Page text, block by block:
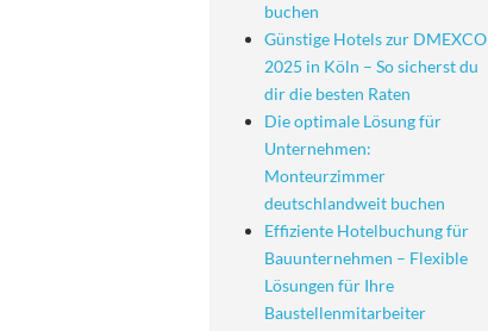
buchen
Günstige Hotels zur DMEXCO
2025 in Köln – So sicherst du
dir die besten Raten
Die optimale Lösung für
Unternehmen:
Monteurzimmer
deutschlandweit buchen
Effiziente Hotelbuchung für
Bauunternehmen – Flexible
Lösungen für Ihre
Baustellenmitarbeiter